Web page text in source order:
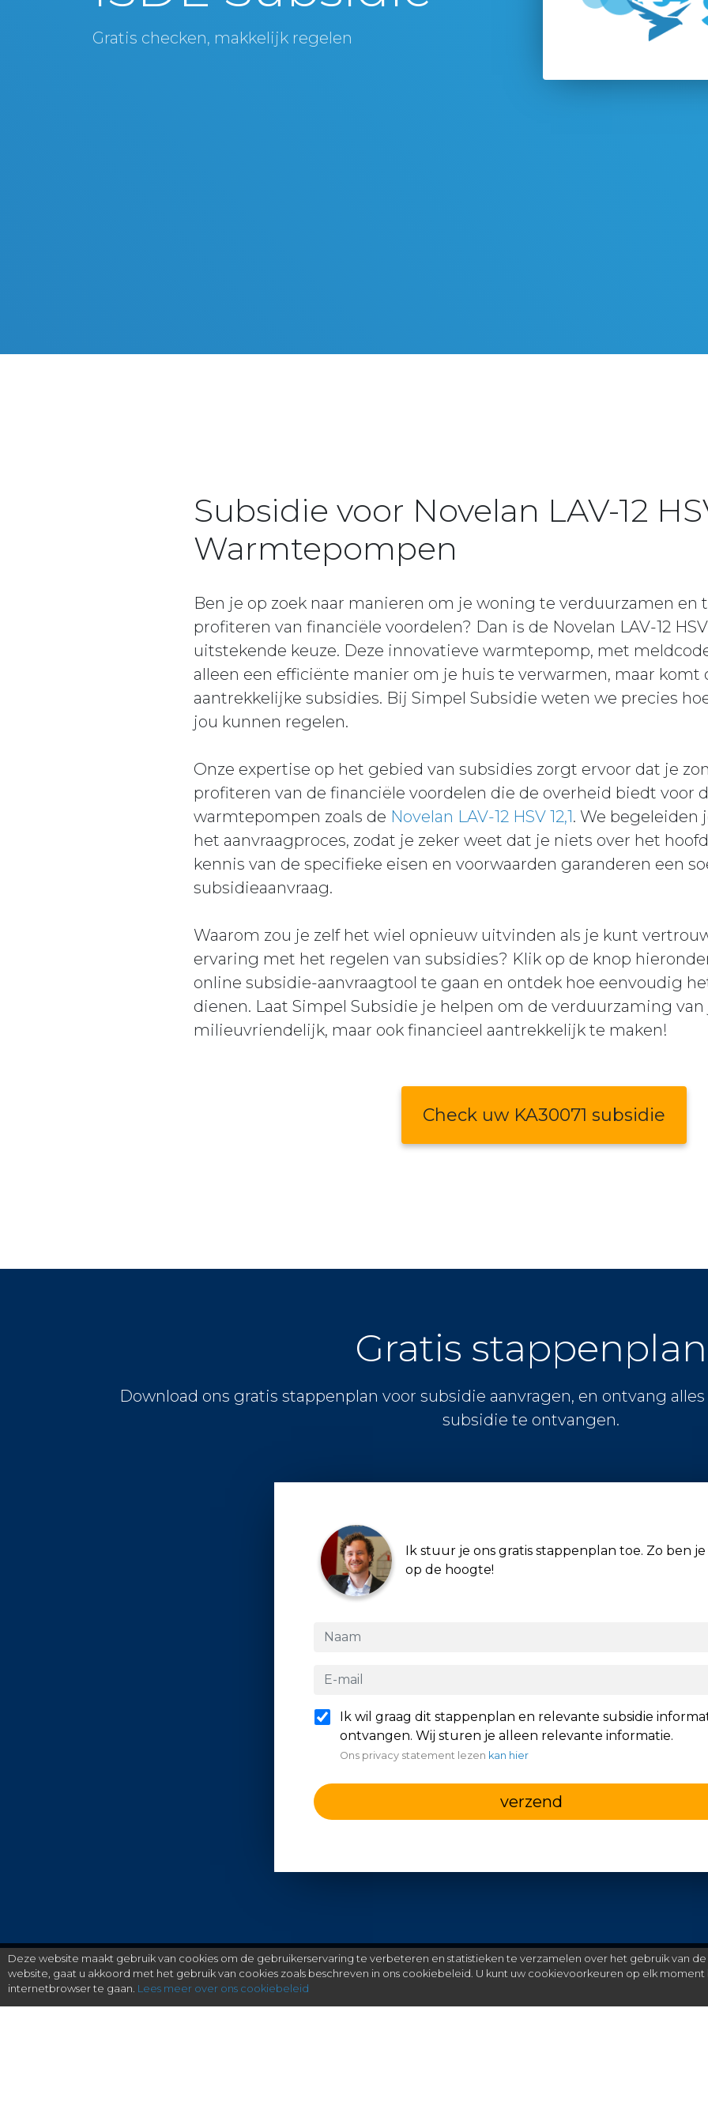
Gratis checken, makkelijk regelen
Subsidie voor Novelan LAV-12
Warmtepompen
Ben je op zoek naar manieren om je woning te verduurzamen
profiteren van financiële voordelen? Dan is de Novelan LAV-12
uitstekende keuze. Deze innovatieve warmtepomp, met
alleen een efficiënte manier om je huis te verwarmen, maar komt
aantrekkelijke subsidies. Bij Simpel Subsidie weten we precies
jou kunnen regelen.
Onze expertise op het gebied van subsidies zorgt ervoor dat je
profiteren van de financiële voordelen die de overheid biedt voor
warmtepompen zoals de Novelan LAV-12 HSV 12,1. We begeleiden
het aanvraagproces, zodat je zeker weet dat je niets over het
kennis van de specifieke eisen en voorwaarden garanderen een
subsidieaanvraag.
Waarom zou je zelf het wiel opnieuw uitvinden als je kunt
ervaring met het regelen van subsidies? Klik op de knop
online subsidie-aanvraagtool te gaan en ontdek hoe eenvoudig
dienen. Laat Simpel Subsidie je helpen om de verduurzaming
milieuvriendelijk, maar ook financieel aantrekkelijk te maken!
Check uw KA30071 subsidie
Gratis stappenplan
Download ons gratis stappenplan voor subsidie aanvragen, en ontvang
subsidie te ontvangen.
Ik stuur je ons gratis stappenplan toe. Zo ben je
op de hoogte!
Ik wil graag dit stappenplan en relevante subsidie
ontvangen. Wij sturen je alleen relevante informatie.
Ons privacy statement lezen kan hier
verzend
Deze website maakt gebruik van cookies om de gebruikerservaring te verbeteren en statistieken te verzamelen over het gebruik van
website, gaat u akkoord met het gebruik van cookies zoals beschreven in ons cookiebeleid. U kunt uw cookievoorkeuren op elk
internetbrowser te gaan. Lees meer over ons cookiebeleid